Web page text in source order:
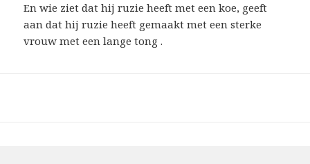
En wie ziet dat hij ruzie heeft met een koe, geeft
aan dat hij ruzie heeft gemaakt met een sterke
vrouw met een lange tong .